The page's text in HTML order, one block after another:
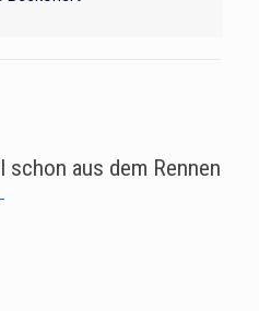
schon aus dem Rennen